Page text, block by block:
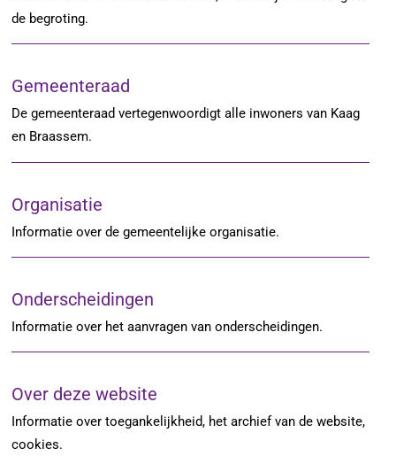
de begroting.
Gemeenteraad
De gemeenteraad vertegenwoordigt alle inwoners van Kaag
en Braassem.
Organisatie
Informatie over de gemeentelijke organisatie.
Onderscheidingen
Informatie over het aanvragen van onderscheidingen.
Over deze website
Informatie over toegankelijkheid, het archief van de website,
cookies.